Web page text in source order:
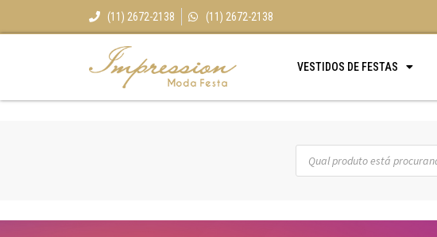
(11) 2672-2138 (11) 2672-2138
VESTIDOS DE FESTAS